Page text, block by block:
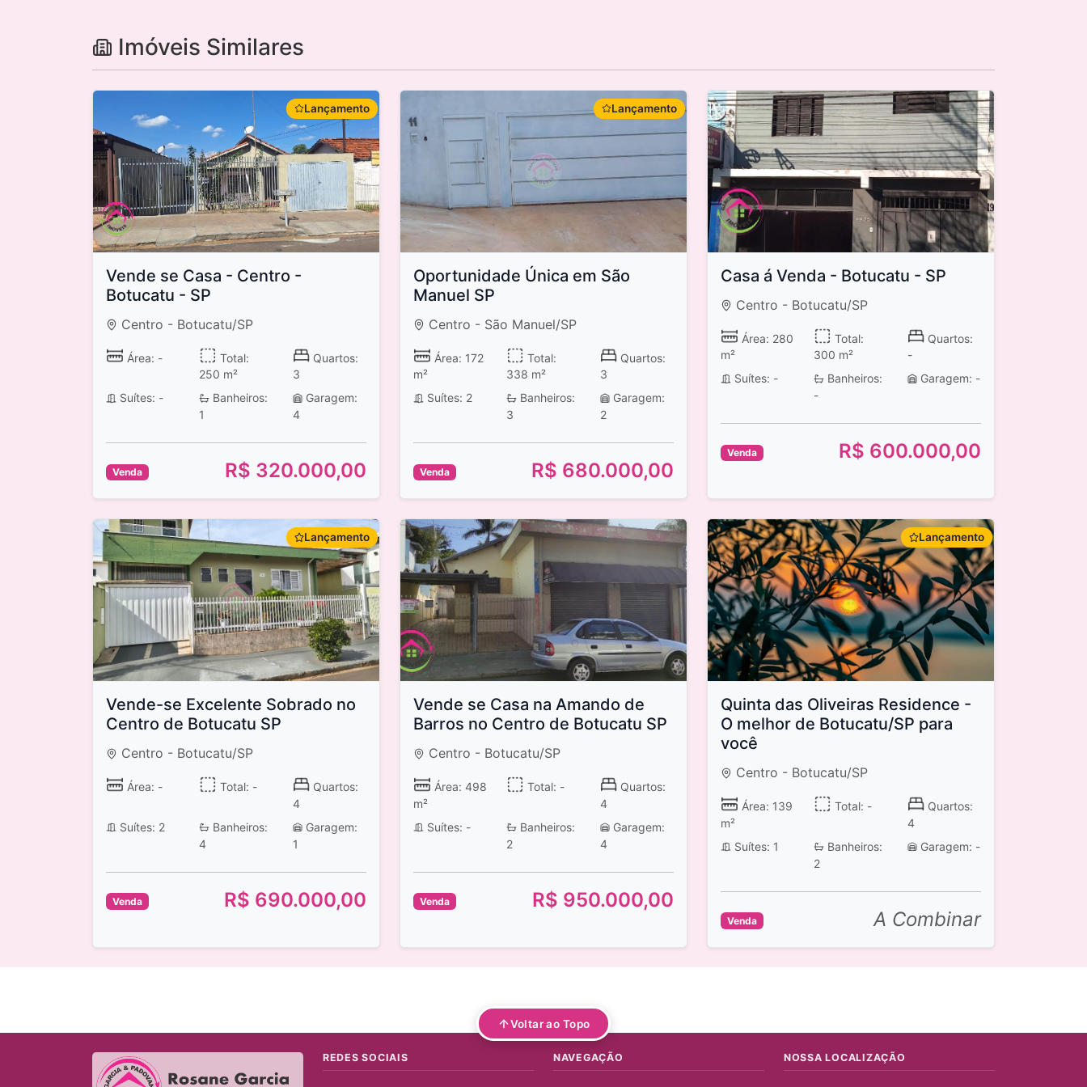
Imóveis Similares
Lançamento
Vende se Casa - Centro -
Botucatu - SP
Centro - Botucatu/SP
Área: -
Total:
250 m²
Quartos:
3
Suítes: -
Banheiros:
1
Garagem:
4
Venda R$ 320.000,00
Lançamento
Oportunidade Única em São
Manuel SP
Centro - São Manuel/SP
Área: 172
m²
Total:
338 m²
Quartos:
3
Suítes: 2
Banheiros:
3
Garagem:
2
Venda R$ 680.000,00
Casa á Venda - Botucatu - SP
Centro - Botucatu/SP
Área: 280
m²
Total:
300 m²
Quartos:
-
Suítes: -
Banheiros:
-
Garagem: -
Venda R$ 600.000,00
Lançamento
Vende-se Excelente Sobrado no
Centro de Botucatu SP
Centro - Botucatu/SP
Área: - Total: -
Quartos:
4
Suítes: 2
Banheiros:
4
Garagem:
1
Venda R$ 690.000,00
Vende se Casa na Amando de
Barros no Centro de Botucatu SP
Centro - Botucatu/SP
Área: 498
m²
Total: -
Quartos:
4
Suítes: -
Banheiros:
2
Garagem:
4
Venda R$ 950.000,00
Lançamento
Quinta das Oliveiras Residence -
O melhor de Botucatu/SP para
você
Centro - Botucatu/SP
Área: 139
m²
Total: -
Quartos:
4
Suítes: 1
Banheiros:
2
Garagem: -
Venda A Combinar
Voltar ao Topo
REDES SOCIAIS NAVEGAÇÃO NOSSA LOCALIZAÇÃO